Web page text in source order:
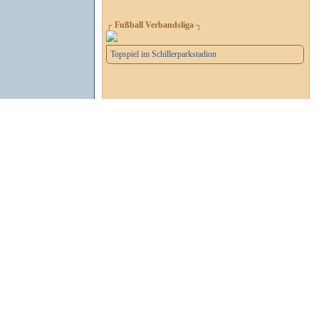
┌ Fußball Verbandsliga ┐
Topspiel im Schillerparkstadion